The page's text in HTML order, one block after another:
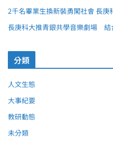
2千名畢業生換新裝勇闖社會 長庚
長庚科大推青銀共學音樂劇場 結
分類
人文生態
大事紀要
教研動態
未分類